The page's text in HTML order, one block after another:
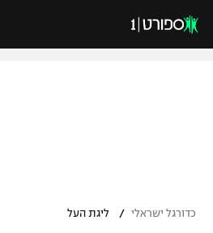
כדורגל ישראלי / ליגת העל